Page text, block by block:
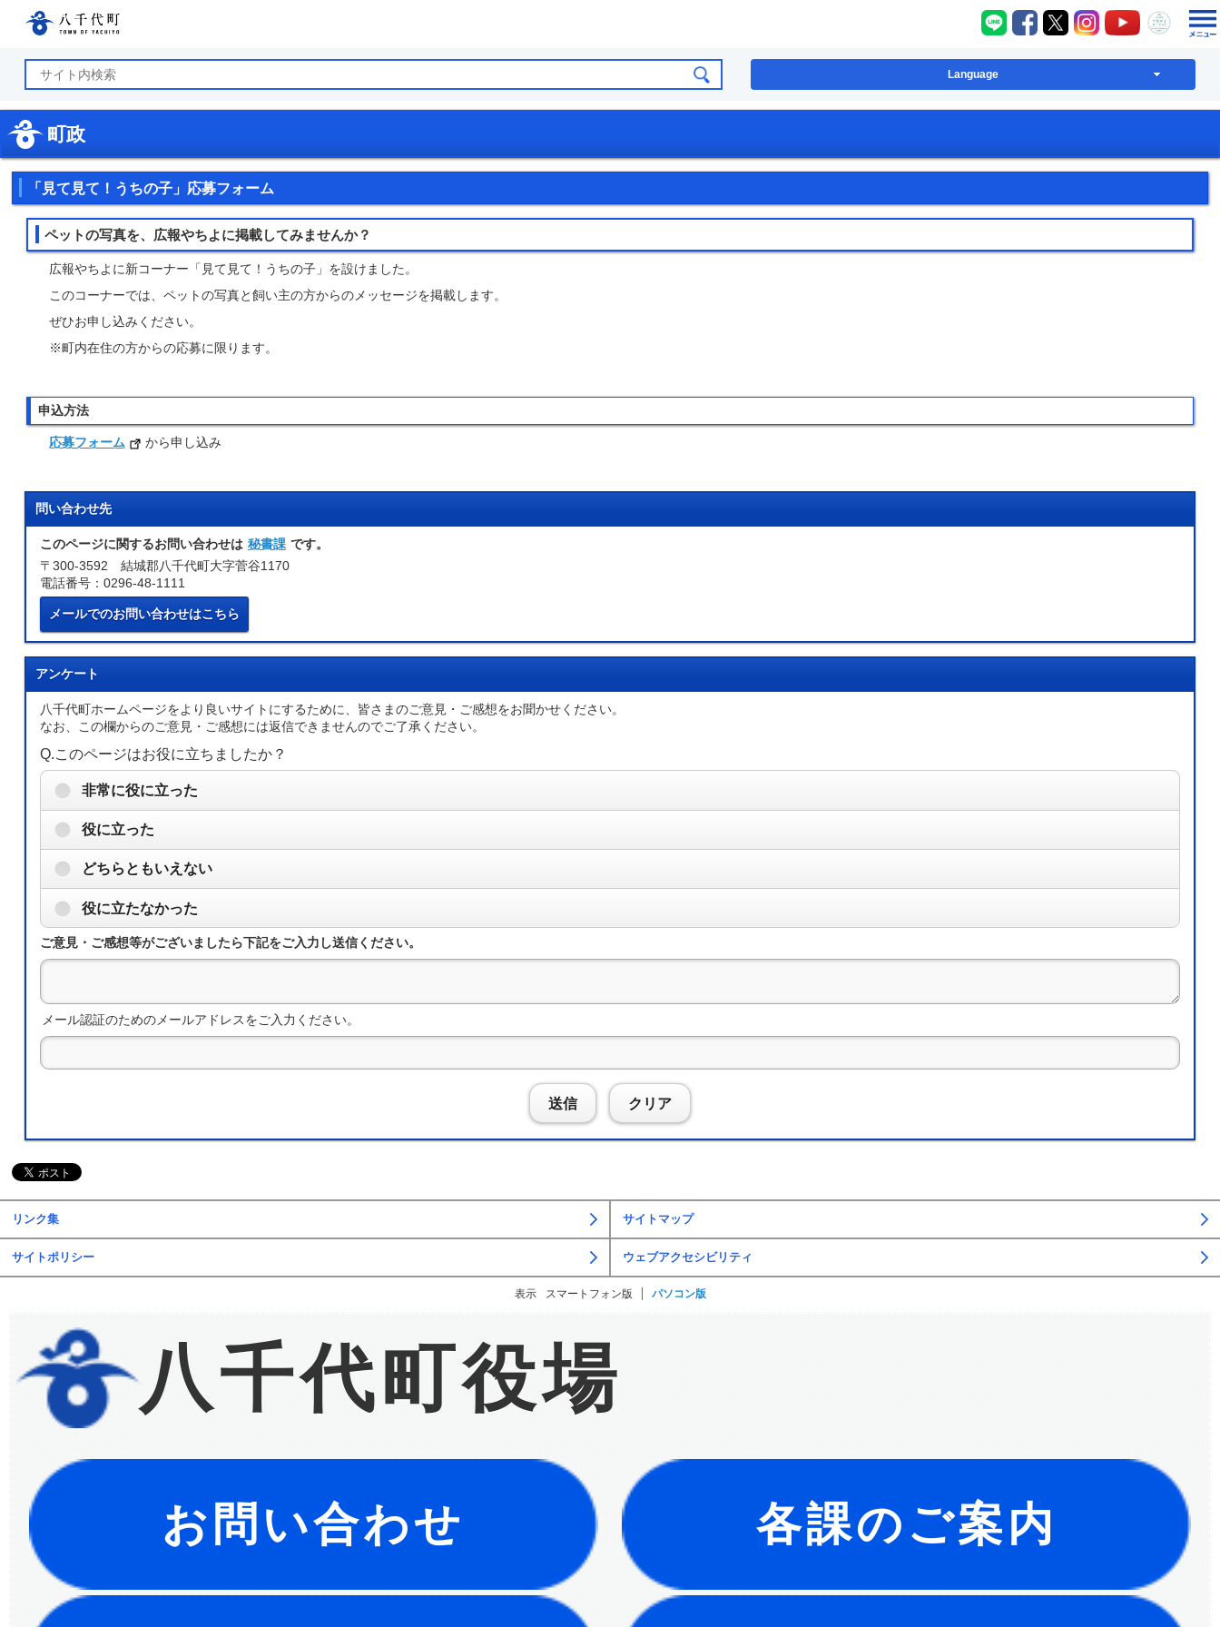
八千代町LINE
八千代町Facebook
八千代町X八千代町Instagram
八千代町八千代
Language
町政
「見て見て！うちの子」応募フォーム
ペットの写真を、広報やちよに掲載してみませんか？
広報やちよに新コーナー「見て見て！うちの子」を設けました。
このコーナーでは、ペットの写真と飼い主の方からのメッセージを掲載します。
ぜひお申し込みください。
※町内在住の方からの応募に限ります。
申込方法
応募フォーム から申し込み
問い合わせ先
このページに関するお問い合わせは 秘書課 です。
〒300-3592 結城郡八千代町大字菅谷1170
電話番号：0296-48-1111
メールでのお問い合わせはこちら
アンケート
八千代町ホームページをより良いサイトにするために、皆さまのご意見・ご感想をお聞かせください。
なお、この欄からのご意見・ご感想には返信できませんのでご了承ください。
Q.このページはお役に立ちましたか？
非常に役に立った
役に立った
どちらともいえない
役に立たなかった
ご意見・ご感想等がございましたら下記をご入力し送信ください。
メール認証のためのメールアドレスをご入力ください。
送信 クリア
リンク集 サイトマップ
サイトポリシー ウェブアクセシビリティ
表示 スマートフォン版 パソコン版
八千代町役場
お問い合わせ 各課のご案内